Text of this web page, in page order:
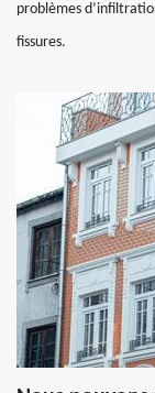
problèmes
fissures.